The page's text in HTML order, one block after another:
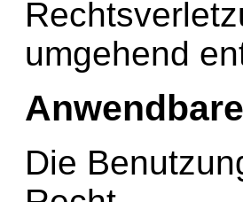
umgehend
Die